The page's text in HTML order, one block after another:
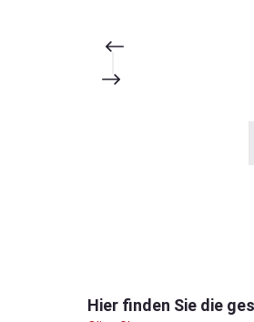
Hier finden Sie die